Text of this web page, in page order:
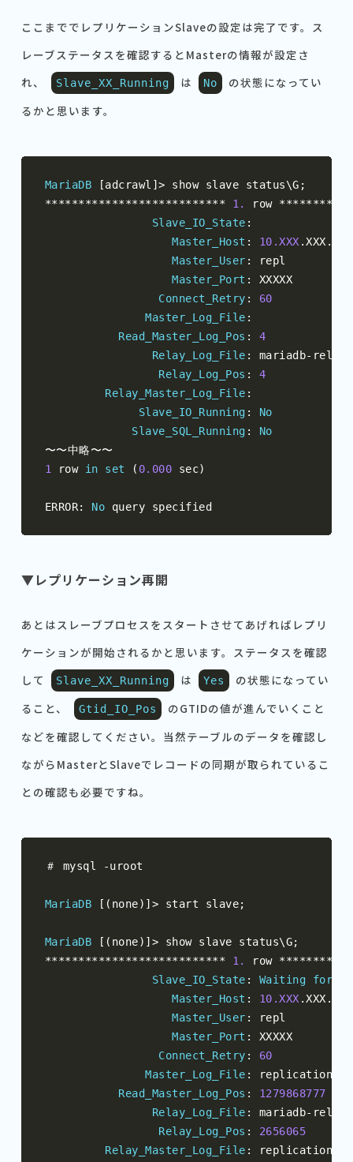
ここまででレプリケーションSlaveの設定は完了です。ス
レーブステータスを確認するとMasterの情報が設定さ
れ、
Slave_XX_Running は No
の状態になってい
るかと思います。
MariaDB [adcrawl ]> show slave status\G ;
***************************
1. row
Slave_IO_State :
Master_Host : 10.XXX .XXX .
Master_User :
repl
Master_Port :
XXXXX
Connect_Retry :
60
Master_Log_File :
Read_Master_Log_Pos :
4
Relay_Log_File : mariadb- relay
Relay_Log_Pos :
4
Relay_Master_Log_File :
Slave_IO_Running :
No
Slave_SQL_Running :
No
〜〜中略〜〜
1 row in set ( 0.000 sec)
ERROR: No query specified
▼レプリケーション再開
あとはスレーブプロセスをスタートさせてあげればレプリ
ケーションが開始されるかと思います。ステータスを確認
して
Slave_XX_Running は Yes
の状態になってい
ること、
Gtid_IO_Pos
のGTIDの値が進んでいくこと
などを確認してください。当然テーブルのデータを確認し
ながらMasterとSlaveでレコードの同期が取られているこ
との確認も必要ですね。
＃ mysql -uroot
MariaDB [( none)]> start slave;
MariaDB [( none)]> show slave status\G;
***************************
1. row
Slave_IO_State : Waiting for
Master_Host : 10.XXX .XXX .
Master_User :
repl
Master_Port :
XXXXX
Connect_Retry :
60
Master_Log_File : replication
Read_Master_Log_Pos :
1279868777
Relay_Log_File : mariadb- relay
Relay_Log_Pos :
2656065
Relay_Master_Log_File : replication